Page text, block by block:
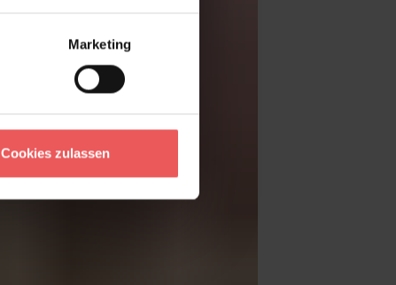
Marketing
Cookies zulassen